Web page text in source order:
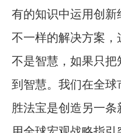
有的知识中运用创
不一样的解决方案，
不是智慧，如果只把
到智慧。我们在全
胜法宝是创造另一